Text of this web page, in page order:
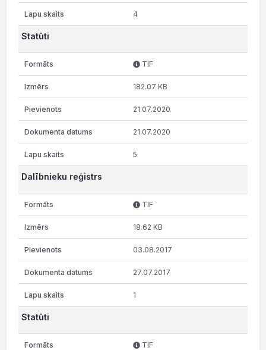
4
Statūti
TIF
182.07 KB
21.07.2020
21.07.2020
5
Dalībnieku reģistrs
TIF
18.62 KB
03.08.2017
27.07.2017
1
Statūti
TIF